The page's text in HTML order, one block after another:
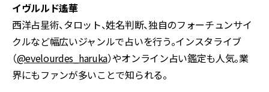
イヴルルド遙華
西洋占星術、タロット、姓名判断、独自のフォーチュンサイ
クルなど幅広いジャンルで占いを行う。インスタライブ
（@evelourdes_haruka）やオンライン占い鑑定も人気。業
界にもファンが多いことで知られる。